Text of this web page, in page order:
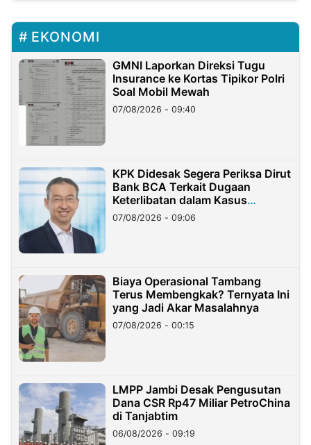
EKONOMI
GMNI Laporkan Direksi Tugu
Insurance ke Kortas Tipikor Polri
Soal Mobil Mewah
07/08/2026 - 09:40
KPK Didesak Segera Periksa Dirut
Bank BCA Terkait Dugaan
Keterlibatan dalam Kasus
Hilangnya Dana Nasabah Rp2,58
Miliar
07/08/2026 - 09:06
Biaya Operasional Tambang
Terus Membengkak? Ternyata Ini
yang Jadi Akar Masalahnya
07/08/2026 - 00:15
LMPP Jambi Desak Pengusutan
Dana CSR Rp47 Miliar PetroChina
di Tanjabtim
06/08/2026 - 09:19